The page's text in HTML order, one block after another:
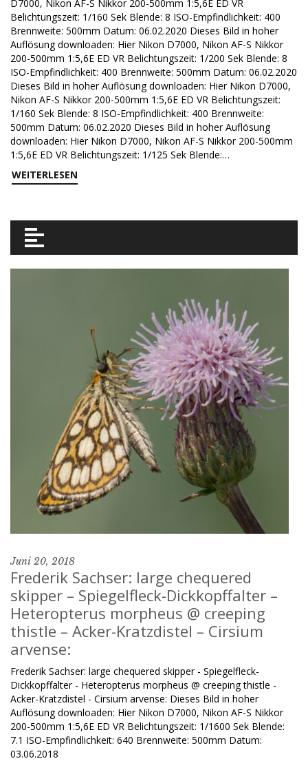
D7000, Nikon AF-S Nikkor 200-500mm 1:5,6E ED VR
Belichtungszeit: 1/160 Sek Blende: 8 ISO-Empfindlichkeit: 400
Brennweite: 500mm Datum: 06.02.2020 Dieses Bild in hoher
Auflösung downloaden: Hier Nikon D7000, Nikon AF-S Nikkor
200-500mm 1:5,6E ED VR Belichtungszeit: 1/200 Sek Blende: 8
ISO-Empfindlichkeit: 400 Brennweite: 500mm Datum: 06.02.2020
Dieses Bild in hoher Auflösung downloaden: Hier Nikon D7000,
Nikon AF-S Nikkor 200-500mm 1:5,6E ED VR Belichtungszeit:
1/160 Sek Blende: 8 ISO-Empfindlichkeit: 400 Brennweite:
500mm Datum: 06.02.2020 Dieses Bild in hoher Auflösung
downloaden: Hier Nikon D7000, Nikon AF-S Nikkor 200-500mm
1:5,6E ED VR Belichtungszeit: 1/125 Sek Blende:…
WEITERLESEN
Juni 20, 2018
Frederik Sachser: large chequered
skipper – Spiegelfleck-Dickkopffalter –
Heteropterus morpheus @ creeping
thistle – Acker-Kratzdistel – Cirsium
arvense:
Frederik Sachser: large chequered skipper - Spiegelfleck-
Dickkopffalter - Heteropterus morpheus @ creeping thistle -
Acker-Kratzdistel - Cirsium arvense: Dieses Bild in hoher
Auflösung downloaden: Hier Nikon D7000, Nikon AF-S Nikkor
200-500mm 1:5,6E ED VR Belichtungszeit: 1/1600 Sek Blende:
7.1 ISO-Empfindlichkeit: 640 Brennweite: 500mm Datum:
03.06.2018